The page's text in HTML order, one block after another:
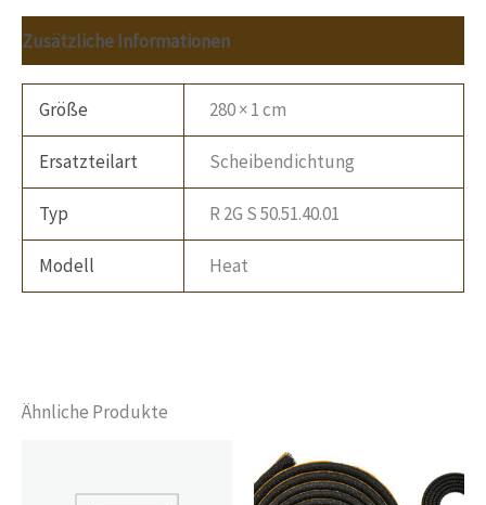
Zusätzliche Informationen
Größe 280 × 1 cm
Ersatzteilart Scheibendichtung
Typ R 2G S 50.51.40.01
Modell Heat
Ähnliche Produkte